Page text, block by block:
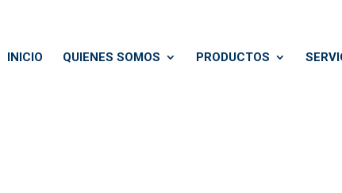
INICIO QUIENES SOMOS PRODUCTOS